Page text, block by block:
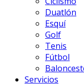
Duatlón
Esquí
Golf
Tenis
Fútbol
Servicios